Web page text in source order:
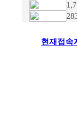
현재접속